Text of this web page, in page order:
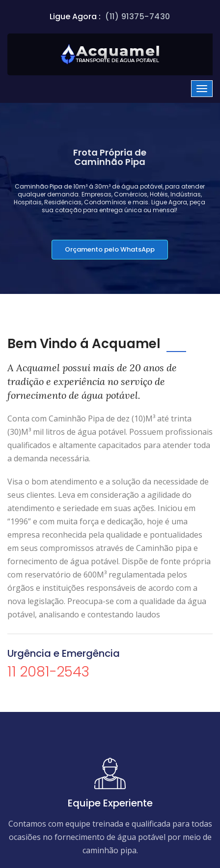
Ligue Agora : (11) 91375-7430
Frota Própria de
Caminhão Pipa
Caminhão Pipa de 10m³ á 30m³ de água potável, para atender
qualquer demanda. Empresas, Comércios, Hotéis, Indústrias,
Hospitais, Residências, Condomínios e mais. Ligue Agora, peça
sua cotação para entrega única ou mensal!
Orçamento pelo WhatsApp
Bem Vindo á Acquamel
A Acquamel possui mais de 20 anos de
tradição e experiência no serviço de
fornecimento de água potável.
Conta com Caminhão Pipa de dez (10)M³ até trinta
(30)M³ mil litros de água potável. Possuem profissionais
qualificados e altamente capacitados para atender toda
a demanda necessária.
Visa o bom atendimento e a solução da necessidade de
seus clientes. Leva em consideração a agilidade do
atendimento e seriedade em suas ações. Iniciou em
“1996” e com muita força e dedicação, hoje é uma
empresa reconhecida pela qualidade e pontualidades
em seus compromissos através de Caminhão pipa e
fornecimento de água potável. Dispõe de fonte própria
com reservatório de 600M³ regulamentada pelos
órgãos e instituições responsáveis de acordo com a
nova legislação. Preocupa-se com a qualidade da água
potável, analisando e contestando laudos
Urgência e Emergência
11 2081-2543
Equipe Experiente
Contamos com equipe treinada e qualificada para todas
ocasiões no fornecimento de água potável por meio de
caminhão pipa.